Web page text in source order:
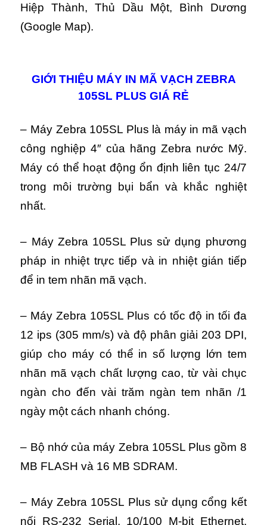
Hiệp Thành, Thủ Dầu Một, Bình Dương
(Google Map).
GIỚI THIỆU MÁY IN MÃ VẠCH ZEBRA
105SL PLUS GIÁ RẺ
– Máy Zebra 105SL Plus là máy in mã vạch
công nghiệp 4″ của hãng Zebra nước Mỹ.
Máy có thể hoạt động ổn định liên tục 24/7
trong môi trường bụi bẩn và khắc nghiệt
nhất.
– Máy Zebra 105SL Plus sử dụng phương
pháp in nhiệt trực tiếp và in nhiệt gián tiếp
để in tem nhãn mã vạch.
– Máy Zebra 105SL Plus có tốc độ in tối đa
12 ips (305 mm/s) và độ phân giải 203 DPI,
giúp cho máy có thể in số lượng lớn tem
nhãn mã vạch chất lượng cao, từ vài chục
ngàn cho đến vài trăm ngàn tem nhãn /1
ngày một cách nhanh chóng.
– Bộ nhớ của máy Zebra 105SL Plus gồm 8
MB FLASH và 16 MB SDRAM.
– Máy Zebra 105SL Plus sử dụng cổng kết
nối RS-232 Serial, 10/100 M-bit Ethernet,